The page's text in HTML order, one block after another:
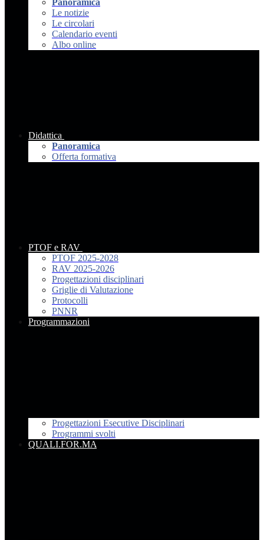
Panoramica
Le notizie
Le circolari
Calendario eventi
Albo online
Didattica
Panoramica
Offerta formativa
PTOF e RAV
PTOF 2025-2028
RAV 2025-2026
Progettazioni disciplinari
Griglie di Valutazione
Protocolli
PNNR
Programmazioni
Progettazioni Esecutive Disciplinari
Programmi svolti
QUALI.FOR.MA